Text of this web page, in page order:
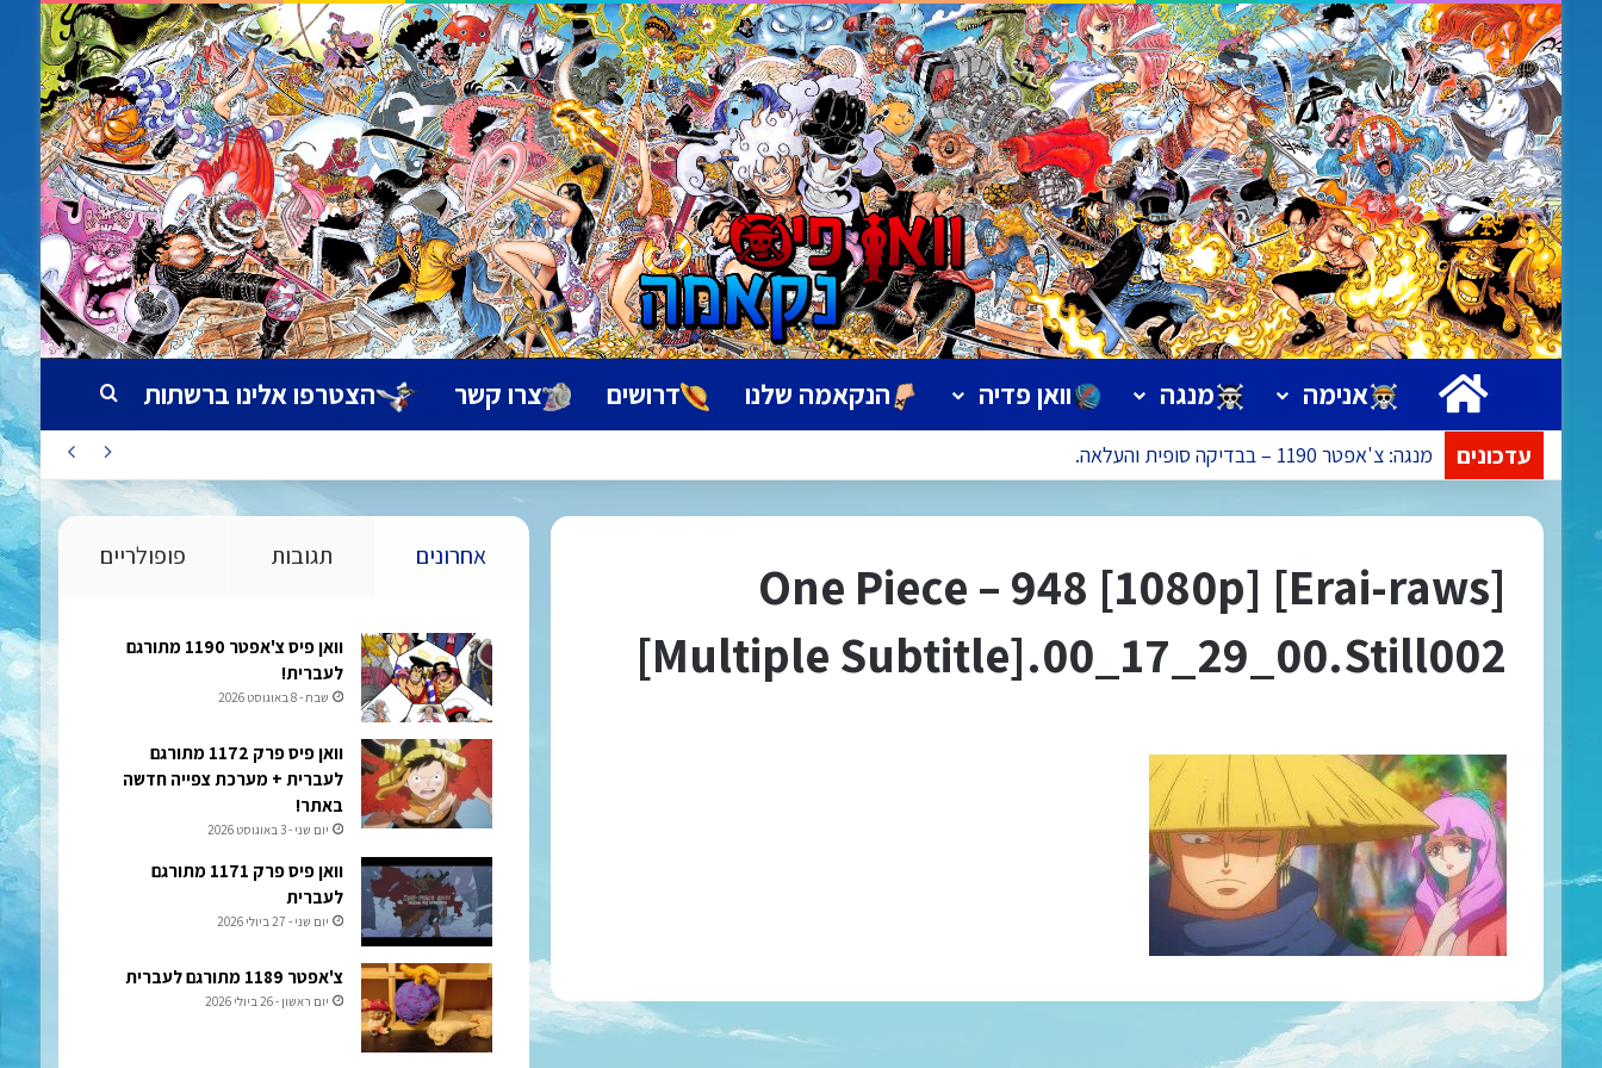
ראשי אנימה מנגה וואן פדיה הנקאמה שלנו דרושים צרו קשר הצטרפו אלינו ברשתות חיפוש עבור
עדכונים מנגה: צ'אפטר 1190 – בבדיקה סופית והעלאה.
[Erai-raws] One Piece – 948 [1080p]
[Multiple Subtitle].00_17_29_00.Still002
אחרונים תגובות פופולריים
וואן פיס צ'אפטר 1190 מתורגם
לעברית!
שבת - 8 באוגוסט 2026
וואן פיס פרק 1172 מתורגם
לעברית + מערכת צפייה חדשה
באתר!
יום שני - 3 באוגוסט 2026
וואן פיס פרק 1171 מתורגם
לעברית
יום שני - 27 ביולי 2026
צ'אפטר 1189 מתורגם לעברית
יום ראשון - 26 ביולי 2026